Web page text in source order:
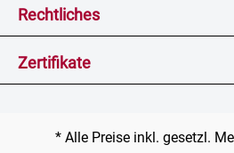
Rechtliches
Zertifikate
* Alle Preise inkl. gesetzl.